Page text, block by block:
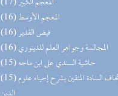
(16) المعجم الأوسط
(16) فيض القدير
(16) المجالسة وجواهر العلم للدينوري
(15) حاشية السندي على ابن ماجه
(15) إتحاف السادة المتقين بشرح إحياء علوم